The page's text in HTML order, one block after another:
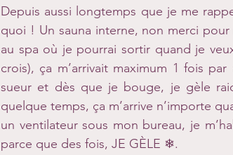
Depuis aussi longtemps que je me
quoi ! Un sauna interne, non merci
au spa où je pourrai sortir quand je
crois), ça m’arrivait maximum 1 fois
sueur et dès que je bouge, je gèle
quelque temps, ça m’arrive n’importe
un ventilateur sous mon bureau, je
parce que des fois, JE GÈLE ❄.